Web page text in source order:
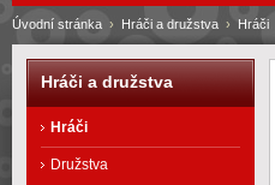
Úvodní stránka › Hráči a družstva › Hráči
Hráči a družstva
Hráči
Družstva